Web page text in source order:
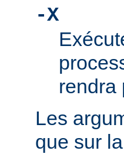
-X
rendra
Les
que sur la